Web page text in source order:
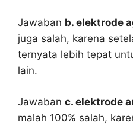
Jawaban b. elektrode
juga salah, karena
ternyata lebih tepat
lain.
Jawaban c. elektrode
malah 100% salah,